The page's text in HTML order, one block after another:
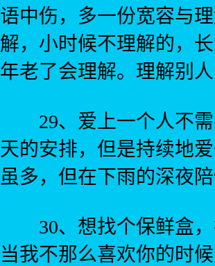
语中伤，多一份宽容与
解，小时候不理解的，
年老了会理解。理解别
29、爱上一个人不需
天的安排，但是持续地
虽多，但在下雨的深夜
30、想找个保鲜盒，
当我不那么喜欢你的时